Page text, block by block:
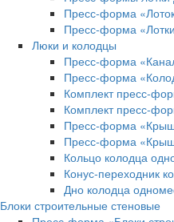
Пресс-форма
Пресс-форма
Люки и колодцы
Пресс-форма
Пресс-форма
Комплект пресс-
Комплект пресс-
Пресс-форма
Пресс-форма
Кольцо колодца
Конус-переходник
Дно колодца
Блоки строительные стеновые